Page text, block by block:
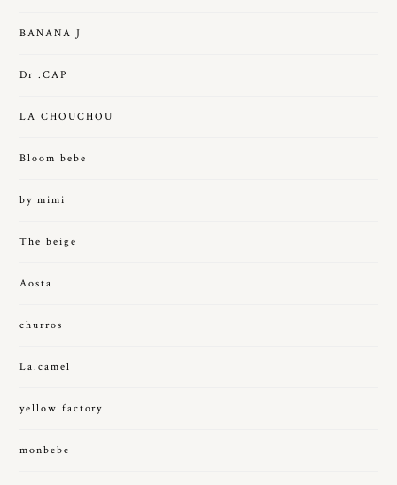
BANANA J
Dr .CAP
LA CHOUCHOU
Bloom bebe
by mimi
The beige
Aosta
churros
La.camel
yellow factory
monbebe